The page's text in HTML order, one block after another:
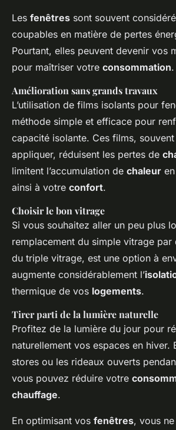
Les fenêtres sont souvent
coupables en matière de pertes
Pourtant, elles peuvent devenir vos
pour maîtriser votre consommation.
Amélioration sans grands travaux
L’utilisation de films isolants pour
méthode simple et efficace pour
capacité isolante. Ces films,
appliquer, réduisent les pertes de
limitent l’accumulation de chaleur
ainsi à votre confort.
Choisir le bon vitrage
Si vous souhaitez aller un peu plus
remplacement du simple vitrage
du triple vitrage, est une option à
augmente considérablement l’
thermique de vos logements.
Tirer parti de la lumière naturelle
Profitez de la lumière du jour pour
naturellement vos espaces en hiver.
stores ou les rideaux ouverts
vous pouvez réduire votre
chauffage.
En optimisant vos fenêtres, vous